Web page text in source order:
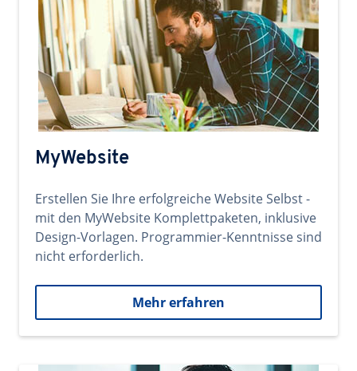
MyWebsite
Erstellen Sie Ihre erfolgreiche Website Selbst -
mit den MyWebsite Komplettpaketen, inklusive
Design-Vorlagen. Programmier-Kenntnisse sind
nicht erforderlich.
Mehr erfahren